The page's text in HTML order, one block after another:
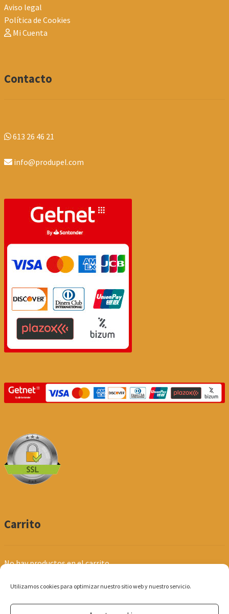
Utilizamos cookies para optimizar nuestro sitio web y nuestro servicio.
Aviso legal
Política de Cookies
Mi Cuenta
Contacto
613 26 46 21
info@produpel.com
Carrito
No hay productos en el carrito.